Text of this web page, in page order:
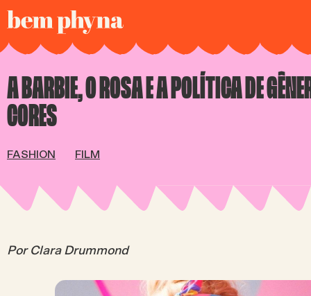
A BARBIE, O ROSA E A POLÍTICA DE
CORES
FASHION FILM
Por Clara Drummond